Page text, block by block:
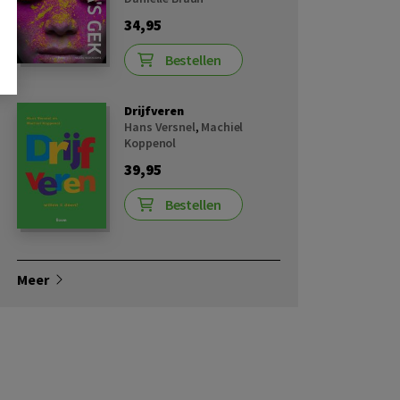
34,95
Bestellen
Drijfveren
Hans Versnel, Machiel
Koppenol
39,95
Bestellen
Meer